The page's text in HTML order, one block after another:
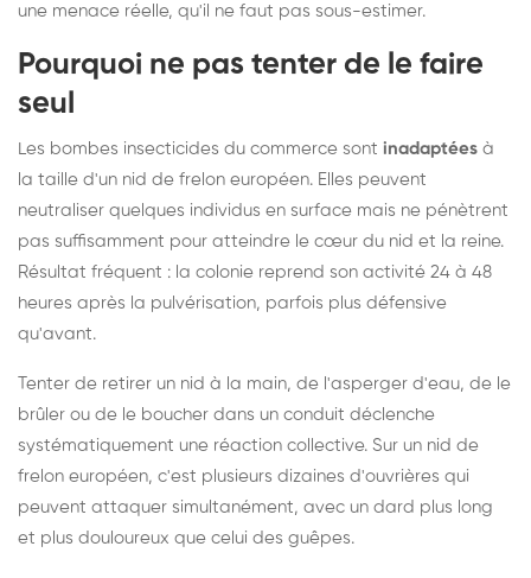
une menace réelle, qu'il ne faut pas sous-estimer.
Pourquoi ne pas tenter de le faire
seul
Les bombes insecticides du commerce sont inadaptées à
la taille d'un nid de frelon européen. Elles peuvent
neutraliser quelques individus en surface mais ne pénètrent
pas suffisamment pour atteindre le cœur du nid et la reine.
Résultat fréquent : la colonie reprend son activité 24 à 48
heures après la pulvérisation, parfois plus défensive
qu'avant.
Tenter de retirer un nid à la main, de l'asperger d'eau, de le
brûler ou de le boucher dans un conduit déclenche
systématiquement une réaction collective. Sur un nid de
frelon européen, c'est plusieurs dizaines d'ouvrières qui
peuvent attaquer simultanément, avec un dard plus long
et plus douloureux que celui des guêpes.